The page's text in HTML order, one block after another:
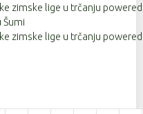
zimske lige u trčanju
Šumi
zimske lige u trčanju